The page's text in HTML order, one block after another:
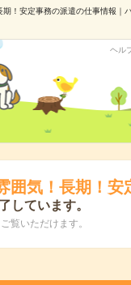
期！安定事務の派遣の仕事情報
ヘル
囲気！長期！安
しています。
覧いただけます。